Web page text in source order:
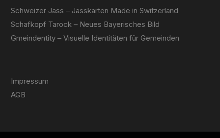
Schweizer Jass – Jasskarten Made in Switzerland
Schafkopf Tarock – Neues Bayerisches Bild
Gmeindentity – Visuelle Identitäten für Gemeinden
Impressum
AGB